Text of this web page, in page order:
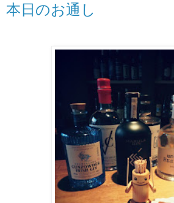
本日のお通し